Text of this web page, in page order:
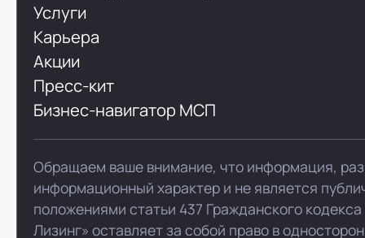
Услуги
Карьера
Акции
Пресс-кит
Бизнес-навигатор МСП
Обращаем ваше внимание, что информация,
информационный характер и не является
положениями статьи 437 Гражданского
Лизинг» оставляет за собой право в